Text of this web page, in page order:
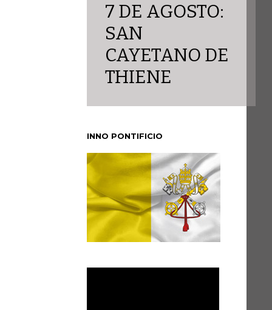
7 DE AGOSTO:
SAN
CAYETANO DE
THIENE
INNO PONTIFICIO